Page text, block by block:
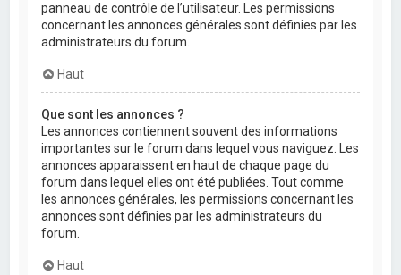
panneau de contrôle de l’utilisateur. Les permissions
concernant les annonces générales sont définies par les
administrateurs du forum.
Haut
Que sont les annonces ?
Les annonces contiennent souvent des informations
importantes sur le forum dans lequel vous naviguez. Les
annonces apparaissent en haut de chaque page du
forum dans lequel elles ont été publiées. Tout comme
les annonces générales, les permissions concernant les
annonces sont définies par les administrateurs du
forum.
Haut